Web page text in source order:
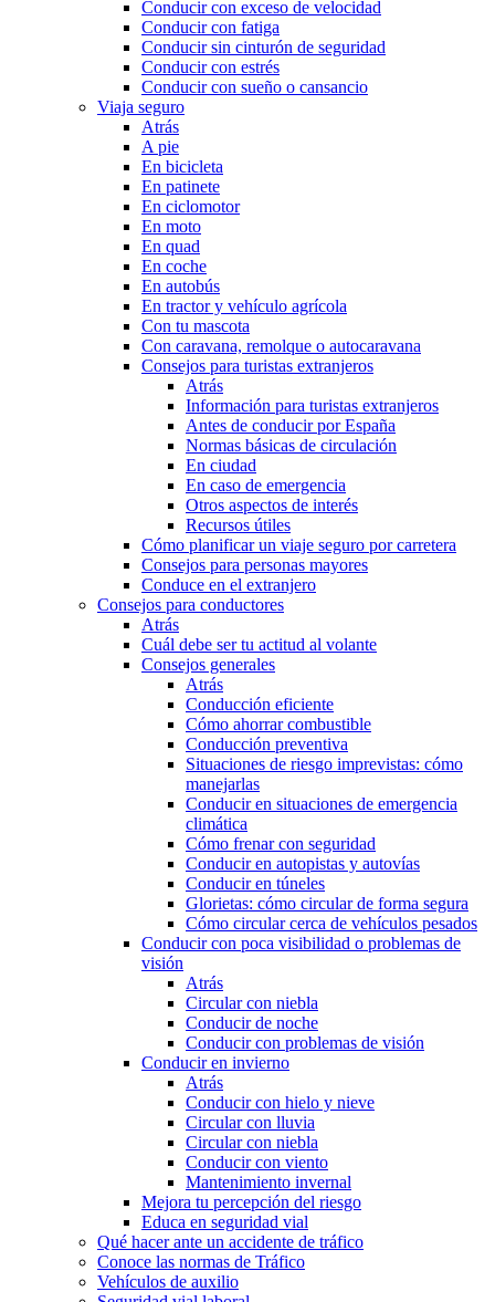
Conducir con exceso de velocidad
Conducir con fatiga
Conducir sin cinturón de seguridad
Conducir con estrés
Conducir con sueño o cansancio
Viaja seguro
Atrás
A pie
En bicicleta
En patinete
En ciclomotor
En moto
En quad
En coche
En autobús
En tractor y vehículo agrícola
Con tu mascota
Con caravana, remolque o autocaravana
Consejos para turistas extranjeros
Atrás
Información para turistas extranjeros
Antes de conducir por España
Normas básicas de circulación
En ciudad
En caso de emergencia
Otros aspectos de interés
Recursos útiles
Cómo planificar un viaje seguro por carretera
Consejos para personas mayores
Conduce en el extranjero
Consejos para conductores
Atrás
Cuál debe ser tu actitud al volante
Consejos generales
Atrás
Conducción eficiente
Cómo ahorrar combustible
Conducción preventiva
Situaciones de riesgo imprevistas: cómo
manejarlas
Conducir en situaciones de emergencia
climática
Cómo frenar con seguridad
Conducir en autopistas y autovías
Conducir en túneles
Glorietas: cómo circular de forma segura
Cómo circular cerca de vehículos pesados
Conducir con poca visibilidad o problemas de
visión
Atrás
Circular con niebla
Conducir de noche
Conducir con problemas de visión
Conducir en invierno
Atrás
Conducir con hielo y nieve
Circular con lluvia
Circular con niebla
Conducir con viento
Mantenimiento invernal
Mejora tu percepción del riesgo
Educa en seguridad vial
Qué hacer ante un accidente de tráfico
Conoce las normas de Tráfico
Vehículos de auxilio